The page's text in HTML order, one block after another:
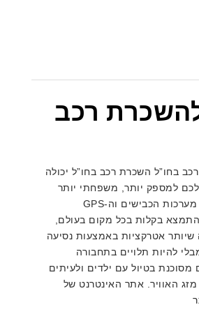
רכב
בחו”ל השכרת רכב בחו”ל יכולה
למספק יותר, משפחתי יותר
ומהנה יותר. בזכות מערכות הכבישים וה-GPS
בקלות בכל מקום בעולם,
שיותר אטרקציות באמצעות נסיעה
להיות תלויים בתחבורה
מסוכנת בטיול עם ילדים ולעיתים
האוויר. אתר האינטרנט של